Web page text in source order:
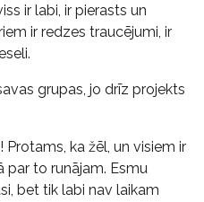
ir labi, ir pierasts un
ir redzes traucējumi, ir
grupas, jo drīz projekts
ka žēl, un visiem ir
par to runājam. Esmu
bet tik labi nav laikam